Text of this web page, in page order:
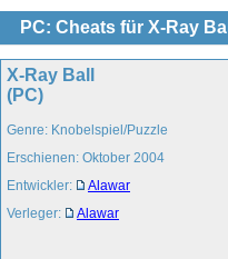
PC: Cheats für X-Ray Ball
X-Ray Ball
(PC)
Genre: Knobelspiel/Puzzle
Erschienen: Oktober 2004
Entwickler:
Alawar
Verleger:
Alawar